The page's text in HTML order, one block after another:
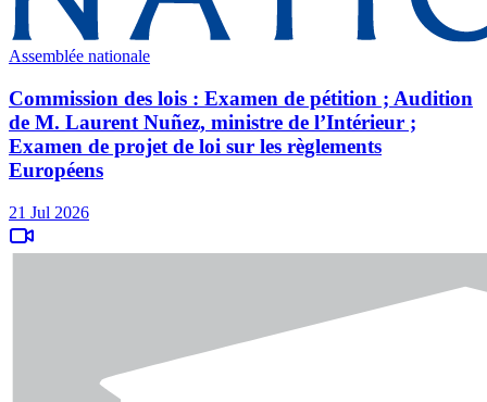
Assemblée nationale
Commission des lois : Examen de pétition ; Audition
de M. Laurent Nuñez, ministre de l’Intérieur ;
Examen de projet de loi sur les règlements
Européens
21 Jul 2026